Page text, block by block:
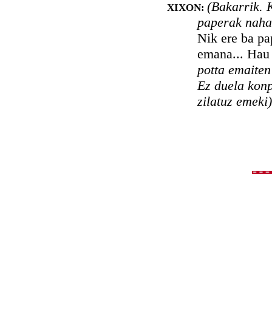
XIXON: (Bakarrik.
paperak
Nik ere ba
emana...
potta
Ez duela
zilatuz emeki)